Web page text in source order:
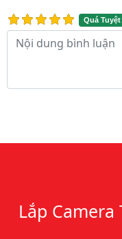
Quá
Nội dung bình luận
Lý do chọn
Lắp Camera